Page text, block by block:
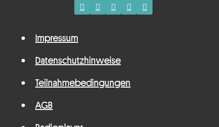
Impressum
Datenschutzhinweise
Teilnahmebedingungen
AGB